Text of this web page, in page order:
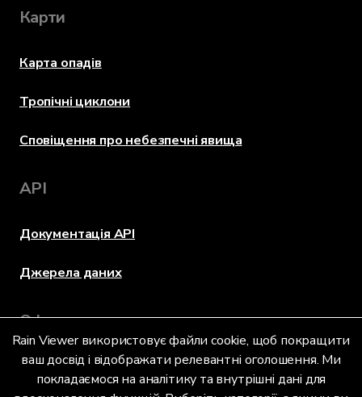
Rain Viewer використовує файли cookie, щоб покращити
ваш досвід і відображати релевантні оголошення. Ми
покладаємося на аналітику та внутрішні дані для
Карти
Карта опадів
Тропічні циклони
Сповіщення про небезпечні явища
API
Документація API
Джерела даних
Оформлення
Мова